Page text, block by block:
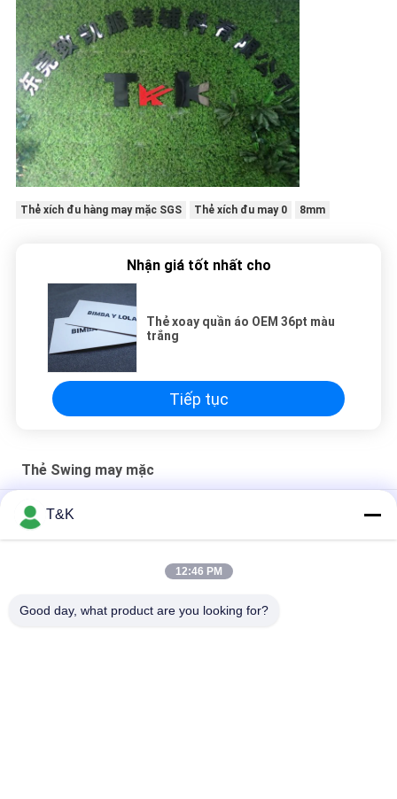
Thẻ xích đu hàng may mặc SGS Thẻ xích đu may 0 8mm
Nhận giá tốt nhất cho
Thẻ xoay quần áo OEM 36pt màu
trắng
Tiếp tục
Thẻ Swing may mặc
Giấy tái chế 200gsm 0,23mm Thẻ xích đu may mặc
Giấy nghệ thuật tráng siêu âm Cắt giấy 0,6mm Thẻ treo cho
T&K
12:46 PM
Good day, what product are you looking for?